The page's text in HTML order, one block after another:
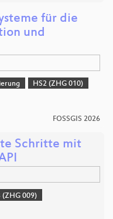
für die
und
HS2 (ZHG 010)
FOSSGIS 2026
Schritte mit
(ZHG 009)